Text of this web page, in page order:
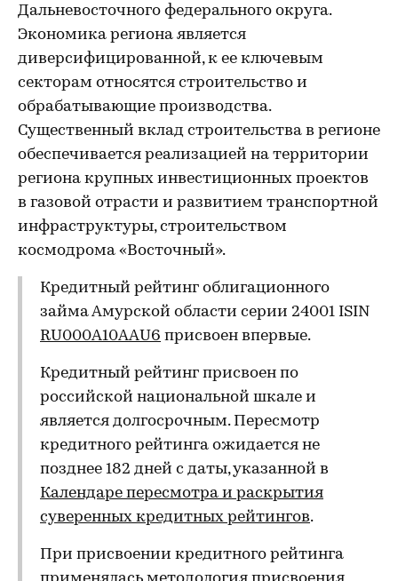
Дальневосточного федерального округа.
Экономика региона является
диверсифицированной, к ее ключевым
секторам относятся строительство и
обрабатывающие производства.
Существенный вклад строительства в регионе
обеспечивается реализацией на территории
региона крупных инвестиционных проектов
в газовой отрасти и развитием транспортной
инфраструктуры, строительством
космодрома «Восточный».
Кредитный рейтинг облигационного
займа Амурской области серии 24001 ISIN
RU000A10AAU6 присвоен впервые.
Кредитный рейтинг присвоен по
российской национальной шкале и
является долгосрочным. Пересмотр
кредитного рейтинга ожидается не
позднее 182 дней с даты, указанной в
Календаре пересмотра и раскрытия
суверенных кредитных рейтингов.
При присвоении кредитного рейтинга